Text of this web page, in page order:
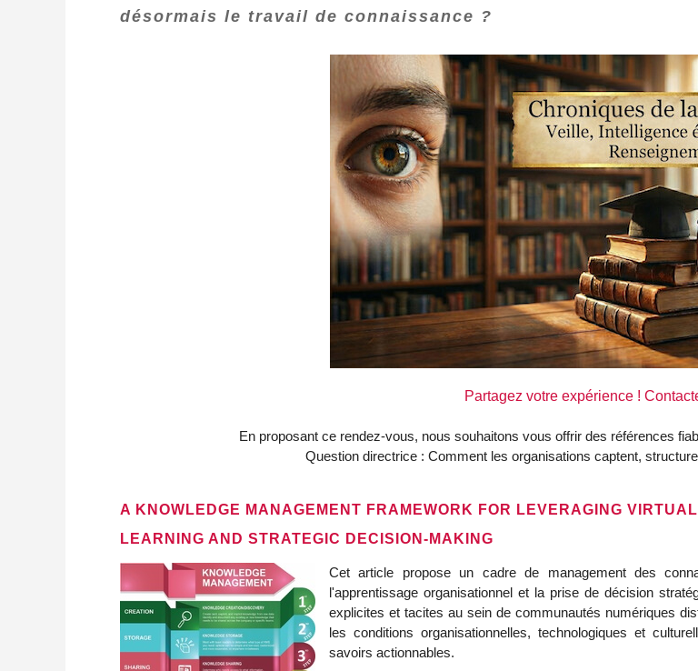
désormais le travail de connaissance ?
Partagez votre expérience !
En proposant ce rendez-vous, nous souhaitons vous offrir des références
Question directrice : Comment les organisations captent,
A KNOWLEDGE MANAGEMENT FRAMEWORK FOR LEVERAGING
LEARNING AND STRATEGIC DECISION-MAKING
Cet article propose un cadre de management des
l'apprentissage organisationnel et la prise de décision
explicites et tacites au sein de communautés numériques
les conditions organisationnelles, technologiques et
savoirs actionnables.